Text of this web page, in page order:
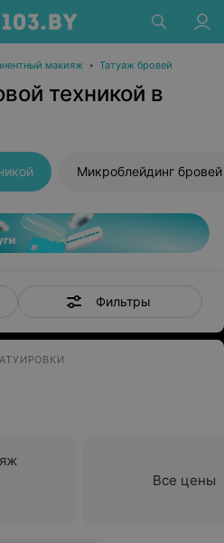
макияж • Татуаж бровей
техникой в
Микроблейдинг бровей
Фильтры
Все цены